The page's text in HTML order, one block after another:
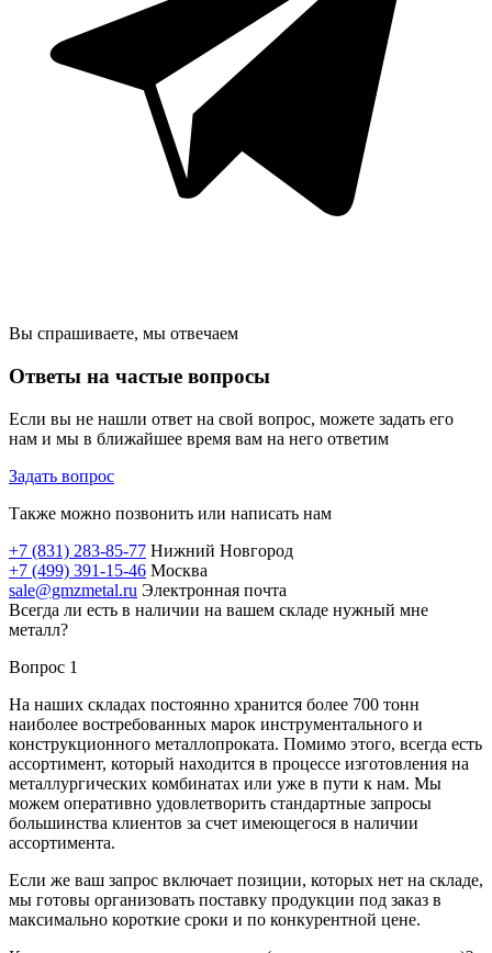
Вы спрашиваете, мы отвечаем
Ответы на частые вопросы
Если вы не нашли ответ на свой вопрос, можете задать его
нам и мы в ближайшее время вам на него ответим
Задать вопрос
Также можно позвонить или написать нам
+7 (831) 283-85-77 Нижний Новгород
+7 (499) 391-15-46 Москва
sale@gmzmetal.ru Электронная почта
Всегда ли есть в наличии на вашем складе нужный мне
металл?
Вопрос 1
На наших складах постоянно хранится более 700 тонн
наиболее востребованных марок инструментального и
конструкционного металлопроката. Помимо этого, всегда есть
ассортимент, который находится в процессе изготовления на
металлургических комбинатах или уже в пути к нам. Мы
можем оперативно удовлетворить стандартные запросы
большинства клиентов за счет имеющегося в наличии
ассортимента.
Если же ваш запрос включает позиции, которых нет на складе,
мы готовы организовать поставку продукции под заказ в
максимально короткие сроки и по конкурентной цене.